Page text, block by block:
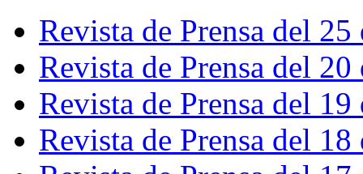
Revista de Prensa del
Revista de Prensa del
Revista de Prensa del
Revista de Prensa del